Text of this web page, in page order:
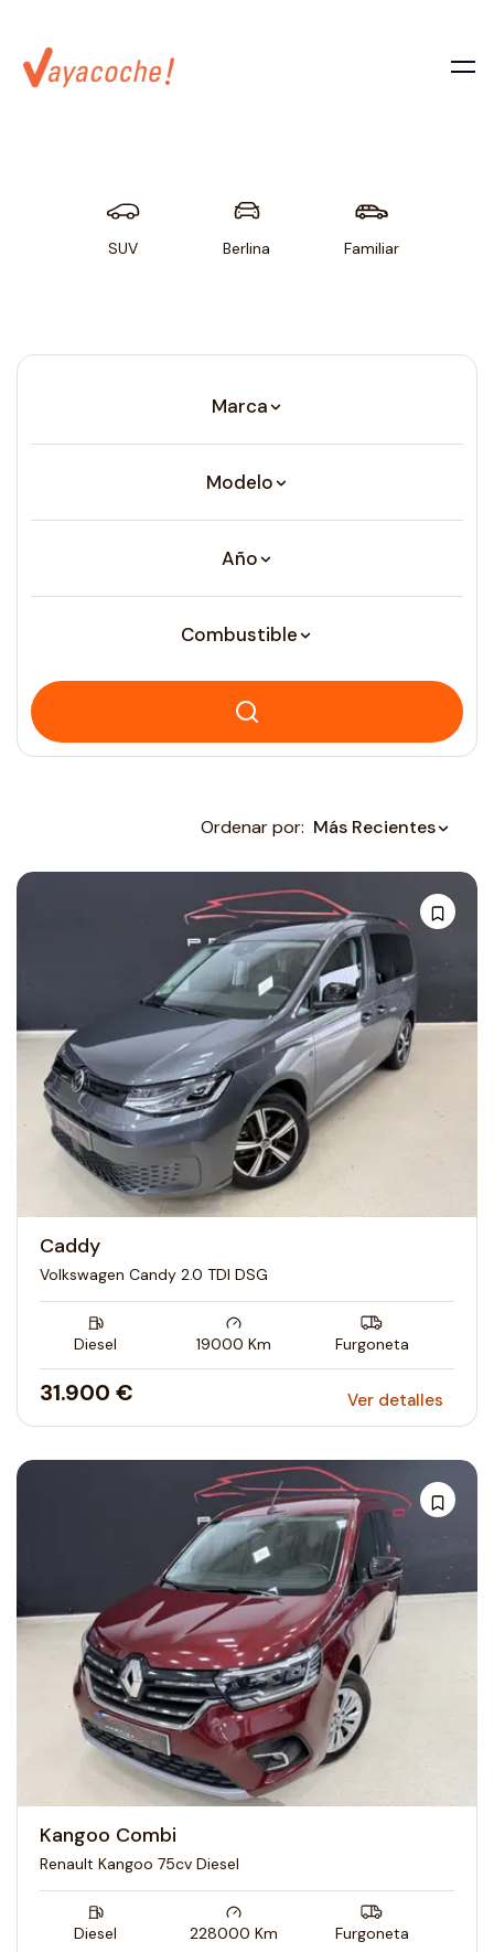
SUV Berlina Familiar
Marca
Modelo
Año
Combustible
Ordenar por: Más Recientes
Caddy
Volkswagen Candy 2.0 TDI DSG
Diesel 19000 Km Furgoneta
31.900 € Ver detalles
Kangoo Combi
Renault Kangoo 75cv Diesel
Diesel 228000 Km Furgoneta